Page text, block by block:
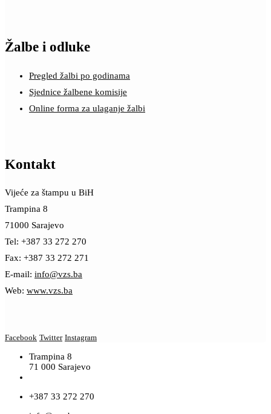
Žalbe i odluke
Pregled žalbi po godinama
Sjednice žalbene komisije
Online forma za ulaganje žalbi
Kontakt
Vijeće za štampu u BiH
Trampina 8
71000 Sarajevo
Tel: +387 33 272 270
Fax: +387 33 272 271
E-mail: info@vzs.ba
Web: www.vzs.ba
Facebook Twitter Instagram
Trampina 8
71 000 Sarajevo
+387 33 272 270